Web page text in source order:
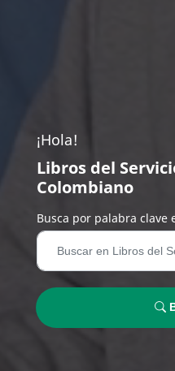
¡Hola!
Libros del
Colombiano
Busca por palabra clave